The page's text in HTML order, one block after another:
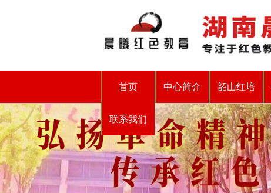
首页 中心简介 韶山红培
联系我们